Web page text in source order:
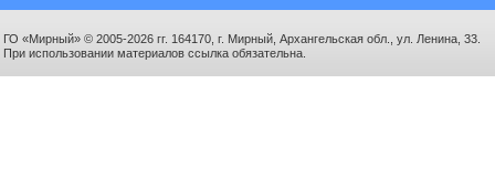
ГО «Мирный» © 2005-2026 гг. 164170, г. Мирный, Архангельская обл., ул. Ленина, 33.
При использовании материалов ссылка обязательна.